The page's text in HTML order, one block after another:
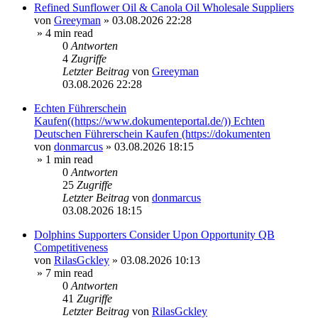
Refined Sunflower Oil & Canola Oil Wholesale Suppliers
von Greeyman » 03.08.2026 22:28
» 4 min read
0 Antworten
4 Zugriffe
Letzter Beitrag von Greeyman
03.08.2026 22:28
Echten Führerschein
Kaufen((https://www.dokumenteportal.de/)) Echten
Deutschen Führerschein Kaufen (https://dokumenten
von donmarcus » 03.08.2026 18:15
» 1 min read
0 Antworten
25 Zugriffe
Letzter Beitrag von donmarcus
03.08.2026 18:15
Dolphins Supporters Consider Upon Opportunity QB
Competitiveness
von RilasGckley » 03.08.2026 10:13
» 7 min read
0 Antworten
41 Zugriffe
Letzter Beitrag von RilasGckley